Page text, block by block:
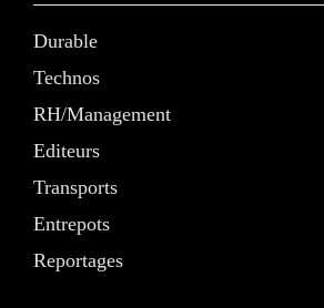
Durable
Technos
RH/Management
Editeurs
Transports
Entrepots
Reportages